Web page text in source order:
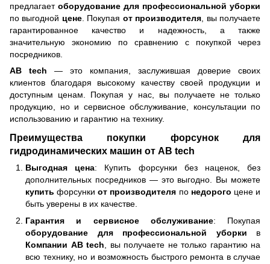
предлагает оборудование для профессиональной уборки
по выгодной цене. Покупая от производителя , вы получаете
гарантированное качество и надежность, а также
значительную экономию по сравнению с покупкой через
посредников.
AB tech — это компания, заслужившая доверие своих
клиентов благодаря высокому качеству своей продукции и
доступным ценам. Покупая у нас, вы получаете не только
продукцию, но и сервисное обслуживание, консультации по
использованию и гарантию на технику.
Преимущества покупки форсунок для
гидродинамических машин от AB tech
Выгодная цена: Купить форсунки без наценок, без
дополнительных посредников — это выгодно. Вы можете
купить форсункиот производителя по недорого цене и
быть уверены в их качестве.
Гарантия и сервисное обслуживание: Покупая
оборудование для профессиональной уборки в
Компании AB tech , вы получаете не только гарантию на
всю технику, но и возможность быстрого ремонта в случае